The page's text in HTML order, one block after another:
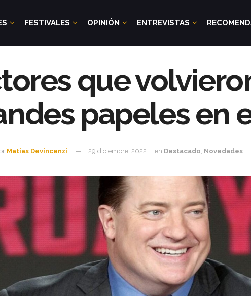
FESTIVALES OPINIÓN ENTREVISTAS
que
papeles en
Matias Devincenzi 29 diciembre, 2022 en Destacado Novedades